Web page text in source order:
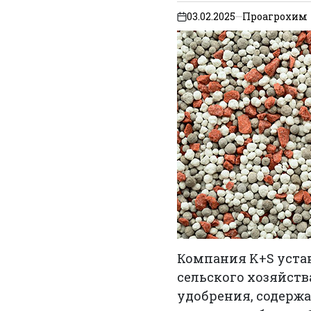
on03.02.2025 Проагрохим
Компания K+S
сельского
удобрения,